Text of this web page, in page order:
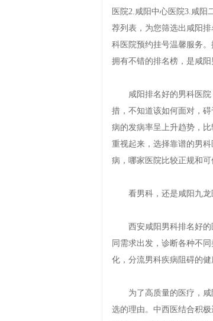
医院2.咸阳中心医院3.咸阳
荐列表，为您筛选出咸阳
科医院预约挂号温馨服务
拥有不错的排名榜，是咸
咸阳排名好的男科医院
措，不知道该如何面对，
病的发病率呈上升趋势，
重视起来，选择靠谱的男
病，哪家医院比较正规和可
看男科，还是咸阳九龙
西安咸阳男科排名好的
同需求出发，诊断各种不
化，分流男科疾病阻碍的健
为了高质量的医疗，咸
选的理由。中西医结合积